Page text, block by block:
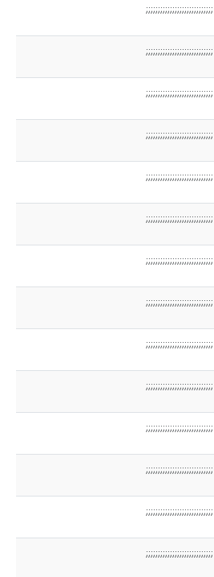
;;;;;;;;;;;;;;;;;;;;;;;;;;;;
;;;;;;;;;;;;;;;;;;;;;;;;;;;;
;;;;;;;;;;;;;;;;;;;;;;;;;;;;
;;;;;;;;;;;;;;;;;;;;;;;;;;;;
;;;;;;;;;;;;;;;;;;;;;;;;;;;;
;;;;;;;;;;;;;;;;;;;;;;;;;;;;
;;;;;;;;;;;;;;;;;;;;;;;;;;;;
;;;;;;;;;;;;;;;;;;;;;;;;;;;;
;;;;;;;;;;;;;;;;;;;;;;;;;;;;
;;;;;;;;;;;;;;;;;;;;;;;;;;;;
;;;;;;;;;;;;;;;;;;;;;;;;;;;;
;;;;;;;;;;;;;;;;;;;;;;;;;;;;
;;;;;;;;;;;;;;;;;;;;;;;;;;;;
;;;;;;;;;;;;;;;;;;;;;;;;;;;;